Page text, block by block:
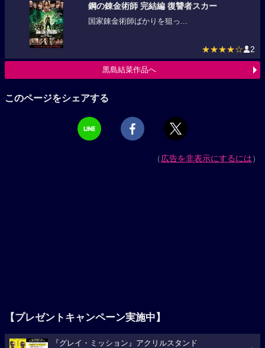
鋼の錬金術師 完結編 復讐者スカー
国家錬金術師ばかりを狙っ...
★★★★☆ 2
黒島結菜作品へ
このページをシェアする
（広告を非表示にするには）
【プレゼントキャンペーン実施中】
『グレイ・ミッション』アクリルスタンド